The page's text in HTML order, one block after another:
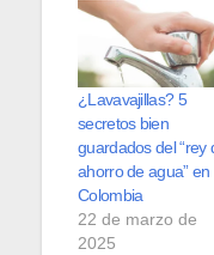
¿Lavavajillas? 5
secretos bien
guardados del “rey
ahorro de agua” en
Colombia
22 de marzo de
2025